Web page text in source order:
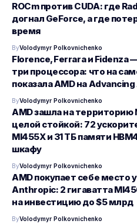
ROCm против CUDA: где
догнал GeForce, а где
время
ByVolodymyr Polkovnichenko
Florence, Ferrara и Fidenza
три процессора: что на
показала AMD на Advancing
ByVolodymyr Polkovnichenko
AMD зашла на территорию
целой стойкой: 72
MI455X и 31 ТБ памяти
шкафу
ByVolodymyr Polkovnichenko
AMD покупает себе место у
Anthropic: 2 гигаватта
на инвестицию до $5 млрд
ByVolodymyr Polkovnichenko